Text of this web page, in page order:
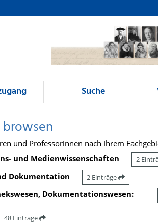
Suche
und Professorinnen nach Ihrem
und Medienwissenschaften
2
Dokumentation 2 Einträge
Dokumentationswesen:
48 Einträge